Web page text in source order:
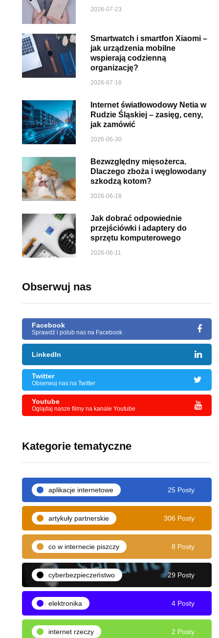
2026-07-23
Smartwatch i smartfon Xiaomi –
jak urządzenia mobilne
wspierają codzienną
organizację?
2026-07-16
Internet światłowodowy Netia w
Rudzie Śląskiej – zasięg, ceny,
jak zamówić
2026-06-30
Bezwzględny mięsożerca.
Dlaczego zboża i węglowodany
szkodzą kotom?
2026-06-18
Jak dobrać odpowiednie
przejściówki i adaptery do
sprzętu komputerowego
2026-06-11
Obserwuj nas
Facebook
Sprawdź i polub nas na Facebook
LinkedIn
Twitter
Obserwuj nas na Twitter
Youtube
Oglądaj nasze filmy na kanale Youtube
Kategorie tematyczne
aplikacje internetowe 25 Posty
artykuły partnerskie 306 Posty
co w internecie piszczy 8 Posty
cyberbezpieczeństwo 29 Posty
elektronika 4 Posty
internet rzeczy 2 Posty